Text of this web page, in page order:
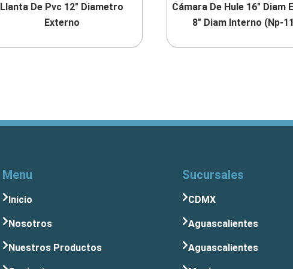
Llanta De Pvc 12″ Diametro
Externo
Cámara De Hule 16″ Diam
8″ Diam Interno (Np-
Menu
Inicio
Nosotros
Nuestros Productos
Sucursales
CDMX
Aguascalientes
Aguascalientes